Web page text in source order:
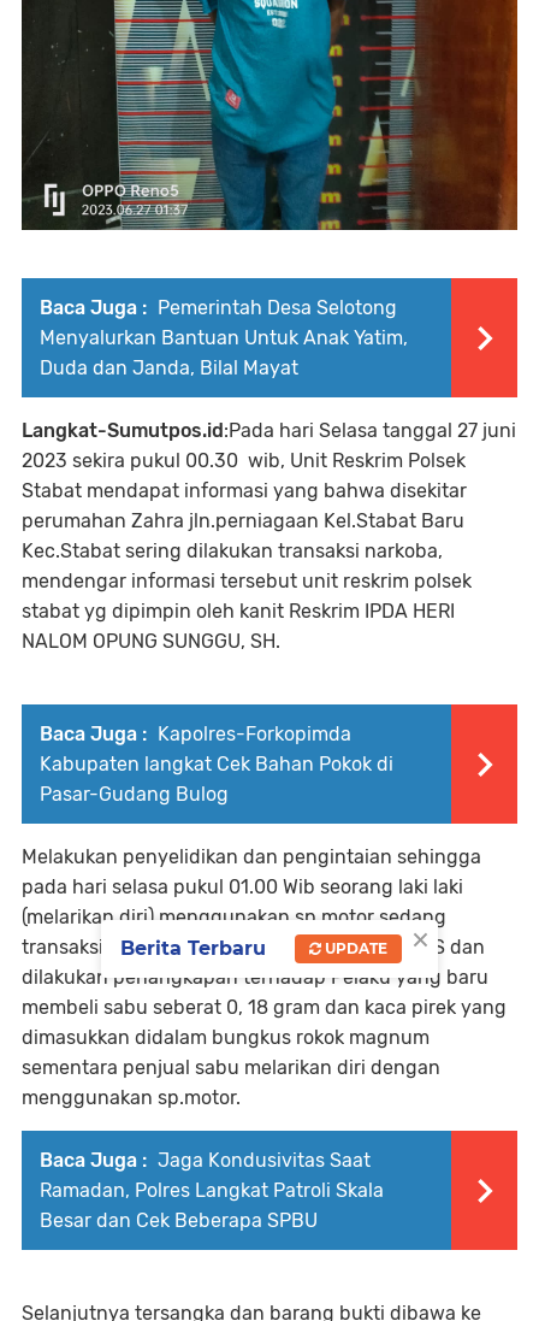
Baca Juga : Pemerintah Desa Selotong
Menyalurkan Bantuan Untuk Anak Yatim,
Duda dan Janda, Bilal Mayat
Langkat-Sumutpos.id :Pada hari Selasa tanggal 27 juni
2023 sekira pukul 00.30 wib, Unit Reskrim Polsek
Stabat mendapat informasi yang bahwa disekitar
perumahan Zahra jln.perniagaan Kel.Stabat Baru
Kec.Stabat sering dilakukan transaksi narkoba,
mendengar informasi tersebut unit reskrim polsek
stabat yg dipimpin oleh kanit Reskrim IPDA HERI
NALOM OPUNG SUNGGU, SH.
Baca Juga : Kapolres-Forkopimda
Kabupaten langkat Cek Bahan Pokok di
Pasar-Gudang Bulog
Melakukan penyelidikan dan pengintaian sehingga
pada hari selasa pukul 01.00 Wib seorang laki laki
(melarikan diri) menggunakan sp.motor sedang
transaksi dengan seorang laki laki bernama E.S dan
dilakukan penangkapan terhadap Pelaku yang baru
membeli sabu seberat 0, 18 gram dan kaca pirek yang
dimasukkan didalam bungkus rokok magnum
sementara penjual sabu melarikan diri dengan
menggunakan sp.motor.
Baca Juga : Jaga Kondusivitas Saat
Ramadan, Polres Langkat Patroli Skala
Besar dan Cek Beberapa SPBU
Selanjutnya tersangka dan barang bukti dibawa ke
×
Berita Terbaru UPDATE